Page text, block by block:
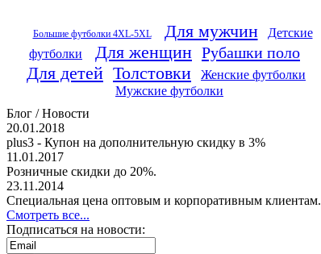
Большие футболки 4XL-5XL Для мужчин
Детские
футболки
Для женщин Рубашки поло
Для детей Толстовки
Женские футболки
Мужские футболки
Блог / Новости
20.01.2018
plus3 - Купон на дополнительную скидку в 3%
11.01.2017
Розничные скидки до 20%.
23.11.2014
Специальная цена оптовым и корпоративным клиентам.
Смотреть все...
Подписаться на новости: